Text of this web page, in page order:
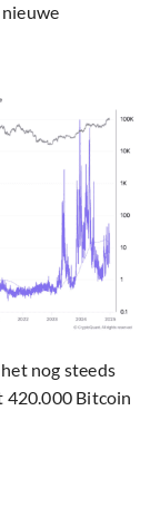
nog steeds
420.000 Bitcoin